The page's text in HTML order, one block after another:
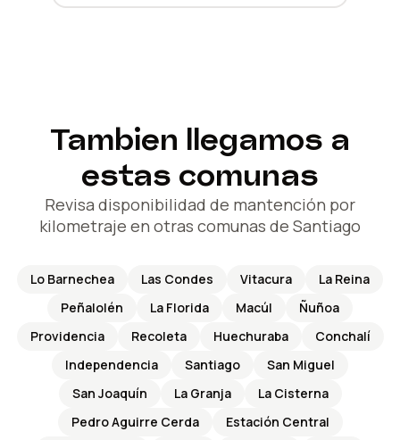
Tambien llegamos a
estas comunas
Revisa disponibilidad de mantención por
kilometraje en otras comunas de Santiago
Lo Barnechea Las Condes Vitacura
La Reina
Peñalolén
La Florida Macúl
Ñuñoa
Providencia
Recoleta Huechuraba
Conchalí
Independencia
Santiago
San Miguel
San Joaquín
La Granja
La Cisterna
Pedro Aguirre Cerda
Estación Central